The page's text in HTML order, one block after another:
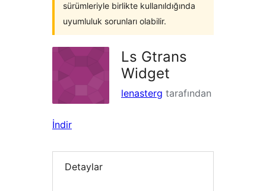
sürümleriyle birlikte kullanıldığında
uyumluluk sorunları olabilir.
Ls Gtrans
Widget
lenasterg tarafından
İndir
Detaylar